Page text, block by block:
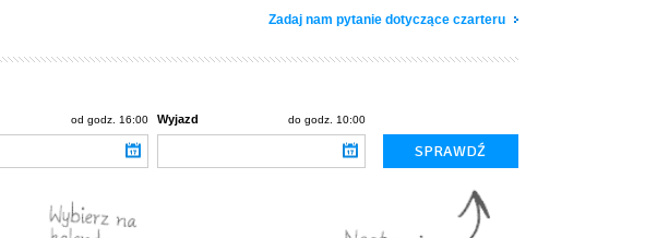
Zadaj nam pytanie dotyczące czarteru
od godz. 16:00 Wyjazd do godz. 10:00